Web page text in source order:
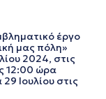
έργο
μας πόλη»
2024, στις
12:00 ώρα
Ιουλίου στις